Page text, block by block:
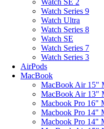
Watch Series 9
Watch Ultra
Watch Series 8
Watch SE
Watch Series 7
Watch Series 3
AirPods
MacBook
MacBook Air 15"
MacBook Air 13"
Macbook Pro 16"
Macbook Pro 14"
Macbook Pro 14"